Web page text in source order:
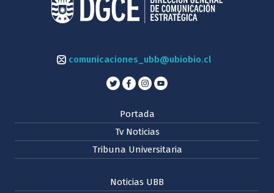
comunicaciones_ubb@ubiobio.cl
Portada
Tv Noticias
Tribuna Universitaria
Noticias UBB